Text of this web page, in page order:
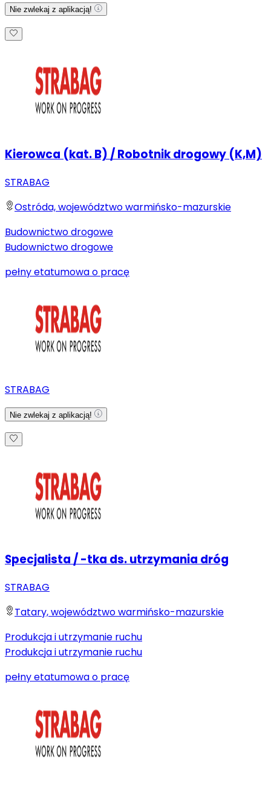
Nie zwlekaj z aplikacją!
Kierowca (kat. B) / Robotnik drogowy (K,M)
STRABAG
Ostróda, województwo warmińsko-mazurskie
Budownictwo drogowe
Budownictwo drogowe
pełny etatumowa o pracę
STRABAG
Nie zwlekaj z aplikacją!
Specjalista / -tka ds. utrzymania dróg
STRABAG
Tatary, województwo warmińsko-mazurskie
Produkcja i utrzymanie ruchu
Produkcja i utrzymanie ruchu
pełny etatumowa o pracę